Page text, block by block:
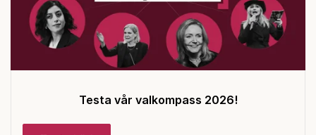
Testa vår valkompass 2026!